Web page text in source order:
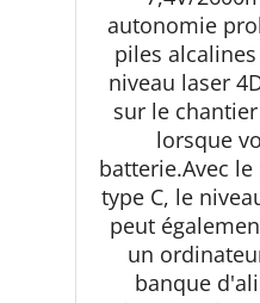
autonomie
piles
niveau laser
sur le
lorsque
batterie.Avec
type C, le
peut
un
banque